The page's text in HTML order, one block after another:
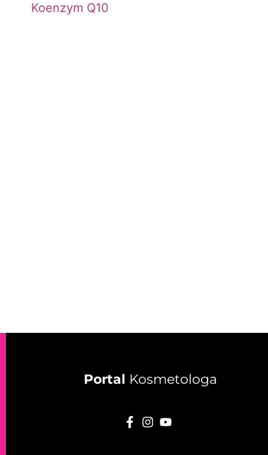
Koenzym Q10
Portal Kosmetologa